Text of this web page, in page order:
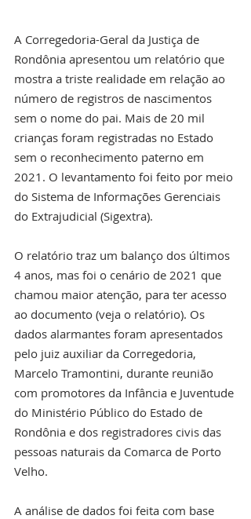
A Corregedoria-Geral da Justiça de
Rondônia apresentou um relatório que
mostra a triste realidade em relação ao
número de registros de nascimentos
sem o nome do pai. Mais de 20 mil
crianças foram registradas no Estado
sem o reconhecimento paterno em
2021. O levantamento foi feito por meio
do Sistema de Informações Gerenciais
do Extrajudicial (Sigextra).
O relatório traz um balanço dos últimos
4 anos, mas foi o cenário de 2021 que
chamou maior atenção, para ter acesso
ao documento (veja o relatório). Os
dados alarmantes foram apresentados
pelo juiz auxiliar da Corregedoria,
Marcelo Tramontini, durante reunião
com promotores da Infância e Juventude
do Ministério Público do Estado de
Rondônia e dos registradores civis das
pessoas naturais da Comarca de Porto
Velho.
A análise de dados foi feita com base